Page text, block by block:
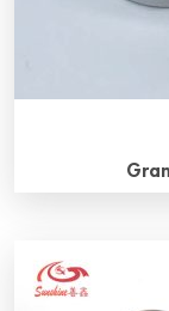
de aço
de aço